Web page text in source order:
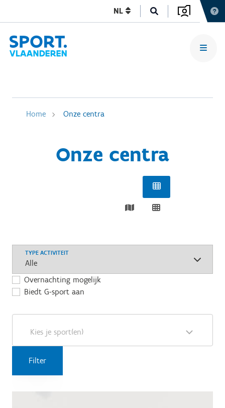
NL
Home Onze centra
Onze centra
TYPE ACTIVITEIT
Overnachting mogelijk
Biedt G-sport aan
Kies je sport(en)
Filter